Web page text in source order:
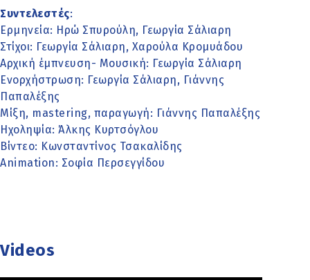
Συντελεστές:
Ερμηνεία: Ηρώ Σπυρούλη, Γεωργία Σάλιαρη
Στίχοι: Γεωργία Σάλιαρη, Χαρούλα Κρομυάδου
Αρχική έμπνευση- Μουσική: Γεωργία Σάλιαρη
Ενορχήστρωση: Γεωργία Σάλιαρη, Γιάννης
Παπαλέξης
Μίξη, mastering, παραγωγή: Γιάννης Παπαλέξης
Ηχοληψία: Άλκης Κυρτσόγλου
Βίντεο: Κωνσταντίνος Τσακαλίδης
Animation: Σοφία Περσεγγίδου
Videos